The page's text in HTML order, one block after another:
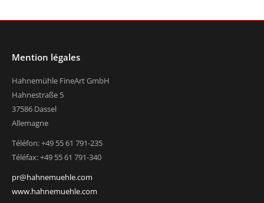
Mention légales
Hahnemühle FineArt GmbH
Hahnestraße 5
37586 Dassel
Allemagne
Téléfon: +49 55 61 791-235
Téléfax: +49 55 61 791-340
pr@hahnemuehle.com
www.hahnemuehle.com